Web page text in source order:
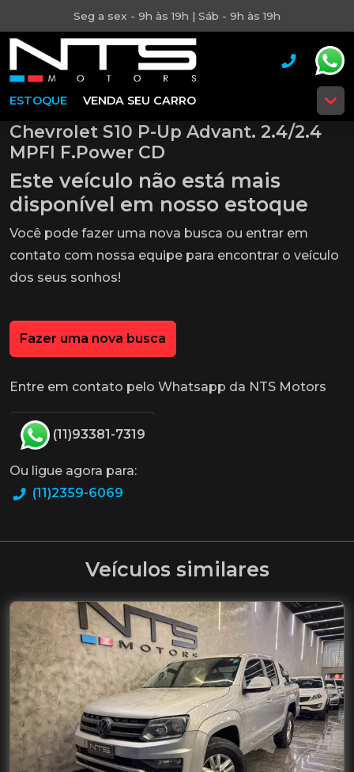
Seg a sex - 9h às 19h | Sáb - 9h às 19h
ESTOQUE VENDA SEU CARRO
Chevrolet S10 P-Up Advant. 2.4/2.4
MPFI F.Power CD
Este veículo não está mais
disponível em nosso estoque
Você pode fazer uma nova busca ou entrar em
contato com nossa equipe para encontrar o veículo
dos seus sonhos!
Fazer uma nova busca
Entre em contato pelo Whatsapp da NTS Motors
(11)93381-7319
Ou ligue agora para:
(11)2359-6069
Veículos similares